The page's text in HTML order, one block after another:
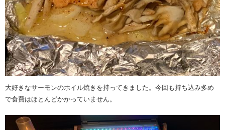
大好きなサーモンのホイル焼きを持ってきました。今回も持ち込み多め
で食費はほとんどかかっていません。